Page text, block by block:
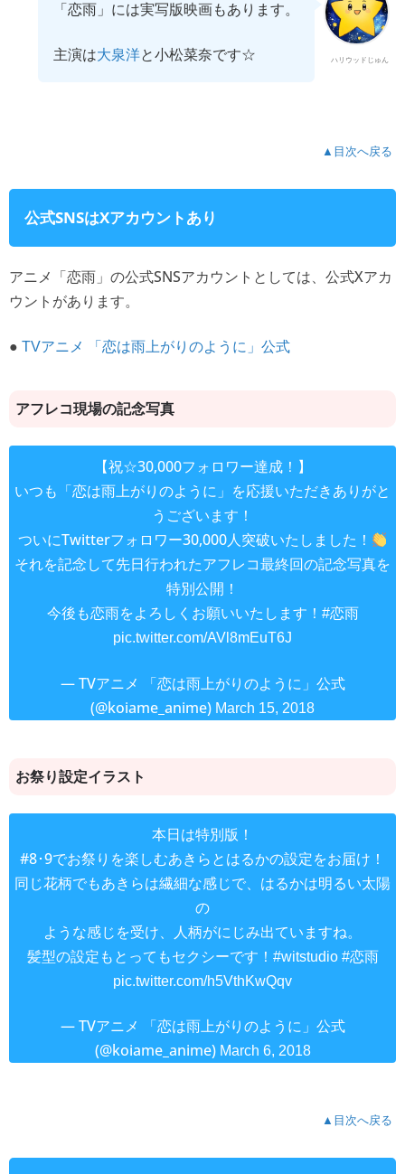
ハリウッドじゅん
「恋雨」には実写版映画もあります。
主演は大泉洋と小松菜奈です☆
▲目次へ戻る
公式SNSはXアカウントあり
アニメ「恋雨」の公式SNSアカウントとしては、公式Xアカ
ウントがあります。
● TVアニメ 「恋は雨上がりのように」公式
アフレコ現場の記念写真
【祝☆30,000フォロワー達成！】
いつも「恋は雨上がりのように」を応援いただきありがと
うございます！
ついにTwitterフォロワー30,000人突破いたしました！
それを記念して先日行われたアフレコ最終回の記念写真を
特別公開！
今後も恋雨をよろしくお願いいたします！ #恋雨
pic.twitter.com/AVl8mEuT6J
— TVアニメ 「恋は雨上がりのように」公式
(@koiame_anime) March 15, 2018
お祭り設定イラスト
本日は特別版！
#8･9でお祭りを楽しむあきらとはるかの設定をお届け！
同じ花柄でもあきらは繊細な感じで、はるかは明るい太陽
の
ような感じを受け、人柄がにじみ出ていますね。
髪型の設定もとってもセクシーです！ #witstudio #恋雨
pic.twitter.com/h5VthKwQqv
— TVアニメ 「恋は雨上がりのように」公式
(@koiame_anime) March 6, 2018
▲目次へ戻る